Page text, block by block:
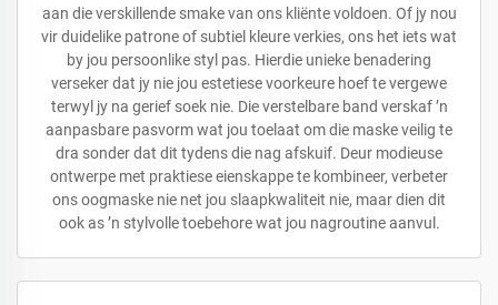
aan die verskillende smake van ons kliënte voldoen. Of jy nou
vir duidelike patrone of subtiel kleure verkies, ons het iets wat
by jou persoonlike styl pas. Hierdie unieke benadering
verseker dat jy nie jou estetiese voorkeure hoef te vergewe
terwyl jy na gerief soek nie. Die verstelbare band verskaf ’n
aanpasbare pasvorm wat jou toelaat om die maske veilig te
dra sonder dat dit tydens die nag afskuif. Deur modieuse
ontwerpe met praktiese eienskappe te kombineer, verbeter
ons oogmaske nie net jou slaapkwaliteit nie, maar dien dit
ook as ’n stylvolle toebehore wat jou nagroutine aanvul.